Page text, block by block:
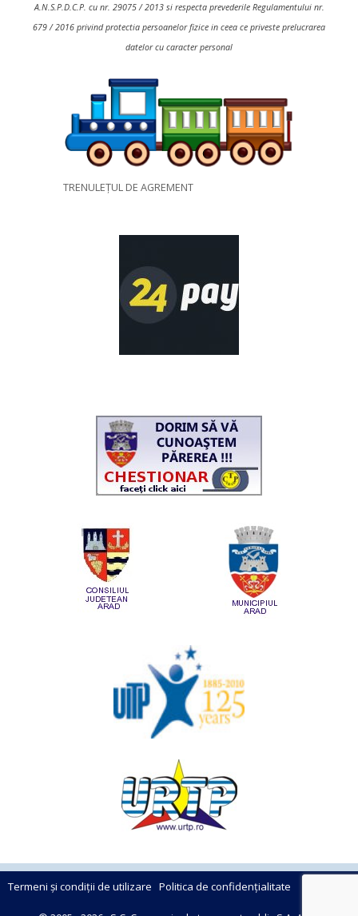
A.N.S.P.D.C.P. cu nr. 29075 / 2013 si respecta prevederile Regulamentului nr.
679 / 2016 privind protectia persoanelor fizice in ceea ce priveste prelucrarea
datelor cu caracter personal
TRENULEȚUL DE AGREMENT
Termeni și condiții de utilizare Politica de confidențialitate